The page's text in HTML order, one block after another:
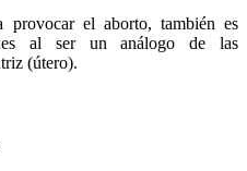
provocar el aborto, también es
al ser un análogo de las
(útero).